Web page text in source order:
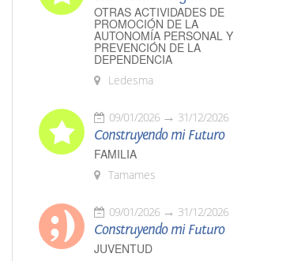
OTRAS ACTIVIDADES DE
PROMOCIÓN DE LA
AUTONOMÍA PERSONAL Y
PREVENCIÓN DE LA
DEPENDENCIA
Ledesma
09/01/2026 31/12/2026
Construyendo mi Futuro
FAMILIA
Tamames
09/01/2026 31/12/2026
Construyendo mi Futuro
JUVENTUD